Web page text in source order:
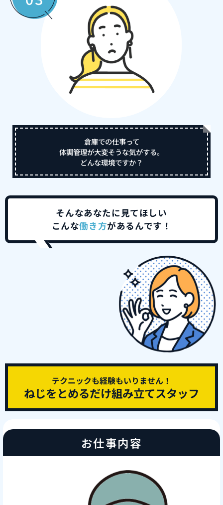
倉庫での仕事って
体調管理が大変そうな気がする。
どんな環境ですか？
そんなあなたに見てほしい
こんな働き方があるんです！
テクニックも経験もいりません！
ねじをとめるだけ組み立てスタッフ
お仕事内容